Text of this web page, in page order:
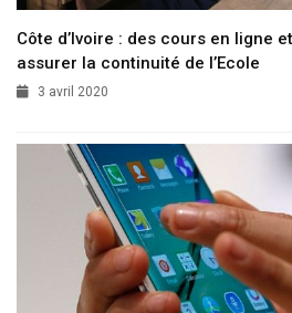
Côte d’Ivoire : des cours en ligne
assurer la continuité de l’Ecole
3 avril 2020